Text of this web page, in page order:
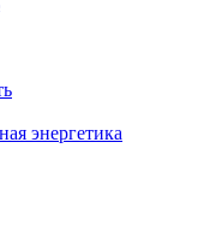
энергетика